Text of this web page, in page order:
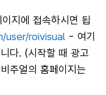
지에 접속하시면 됩
roivisual - 여기
다. (시작할 때 광고
주얼의 홈페이지는